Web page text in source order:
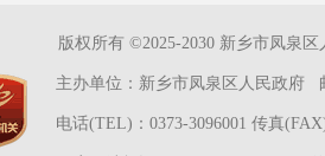
版权所有 ©2025-2030 新乡市凤泉区
主办单位：新乡市凤泉区人民政府
电话(TEL)：0373-3096001 传真